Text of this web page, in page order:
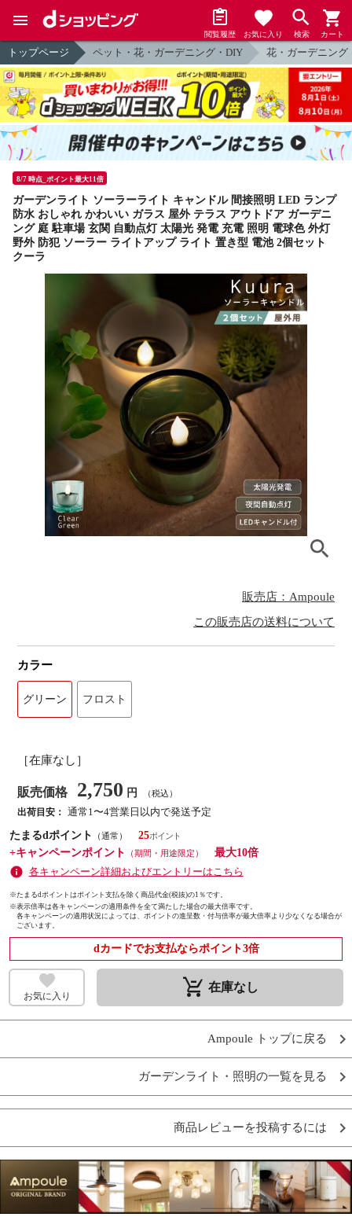
閲覧履歴 お気に入り 検索 カート
トップページ ペット・花・ガーデニング・DIY 花・ガーデニング
8/7 時点_ポイント最大11倍
ガーデンライト ソーラーライト キャンドル 間接照明 LED ランプ
防水 おしゃれ かわいい ガラス 屋外 テラス アウトドア ガーデニ
ング 庭 駐車場 玄関 自動点灯 太陽光 発電 充電 照明 電球色 外灯
野外 防犯 ソーラー ライトアップ ライト 置き型 電池 2個セット
クーラ
販売店：Ampoule
この販売店の送料について
カラー
グリーン フロスト
［在庫なし］
販売価格 2,750 円 （税込）
出荷目安： 通常1〜4営業日以内で発送予定
たまるdポイント
（通常）
25
+キャンペーンポイント
（期間・用途限定）
最大10倍
各キャンペーン詳細およびエントリーはこちら
※たまるdポイントはポイント支払を除く商品代金(税抜)の1％です。
※表示倍率は各キャンペーンの適用条件を全て満たした場合の最大倍率です。
各キャンペーンの適用状況によっては、ポイントの進呈数・付与倍率が最大倍率より少なくなる場合が
ございます。
dカードでお支払ならポイント3倍
お気に入り remove_shopping_cart 在庫なし
Ampoule トップに戻る
ガーデンライト・照明の一覧を見る
商品レビューを投稿するには